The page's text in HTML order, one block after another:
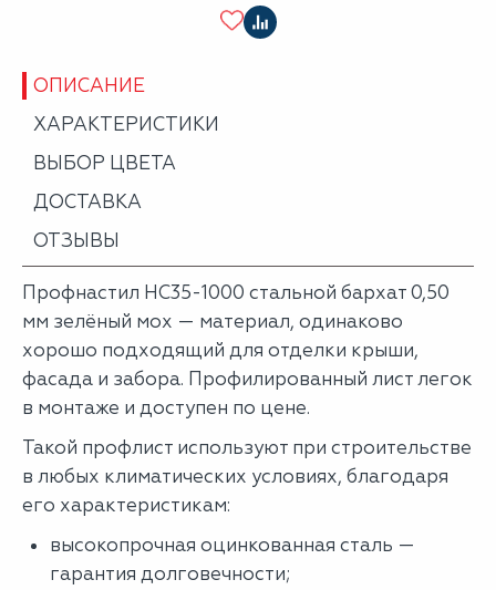
ОПИСАНИЕ
ХАРАКТЕРИСТИКИ
ВЫБОР ЦВЕТА
ДОСТАВКА
ОТЗЫВЫ
Профнастил НС35-1000 стальной бархат 0,50
мм зелёный мох — материал, одинаково
хорошо подходящий для отделки крыши,
фасада и забора. Профилированный лист легок
в монтаже и доступен по цене.
Такой профлист используют при строительстве
в любых климатических условиях, благодаря
его характеристикам:
высокопрочная оцинкованная сталь —
гарантия долговечности;